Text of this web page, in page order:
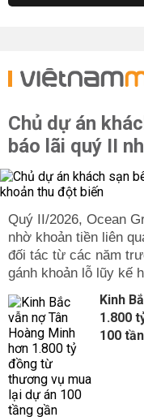
Chủ dự án
báo lãi quý II
Quý II/2026, Ocean
nhờ khoản tiền liên
đối tác từ các năm
gánh khoản lỗ lũy kế
Kinh
1.800
100